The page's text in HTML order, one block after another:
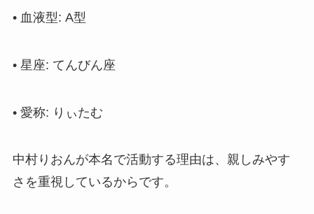
• 血液型: A型
• 星座: てんびん座
• 愛称: りぃたむ
中村りおんが本名で活動する理由は、親しみやす
さを重視しているからです。